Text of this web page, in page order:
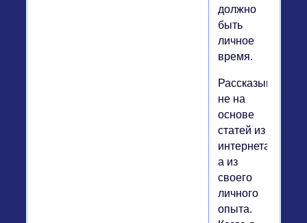
должно
быть
личное
время.
Рассказываю
не на
основе
статей из
интернета,
а из
своего
личного
опыта.